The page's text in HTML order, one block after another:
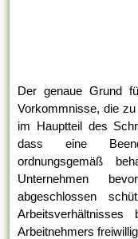
Der genaue Grund
Vorkommnisse, die
im Hauptteil des
dass eine
ordnungsgemäß
Unternehmen
abgeschlossen
Arbeitnehmers